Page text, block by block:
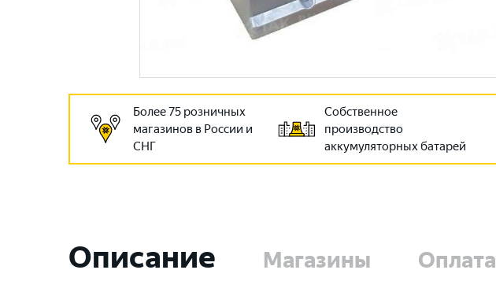
Более 75 розничных
магазинов в России и
СНГ
Собственное
производство
аккумуляторных батарей
Описание Магазины Оплата